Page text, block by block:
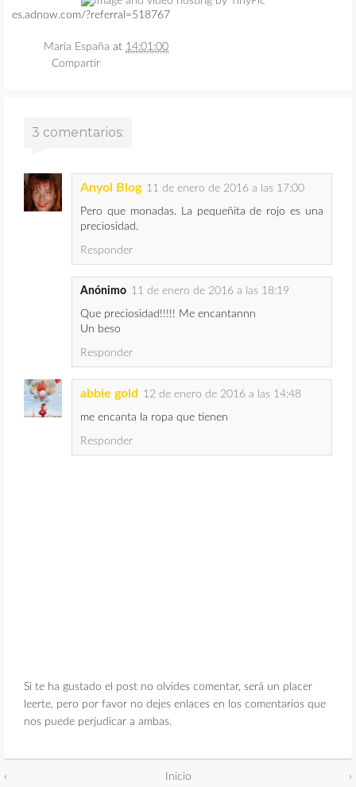
es.adnow.com/?referral=518767
María España at 14:01:00
Compartir
3 comentarios:
Anyol Blog 11 de enero de 2016 a las 17:00
Pero que monadas. La pequeñita de rojo es una
preciosidad.
Responder
Anónimo 11 de enero de 2016 a las 18:19
Que preciosidad!!!!! Me encantannn
Un beso
Responder
abbie gold 12 de enero de 2016 a las 14:48
me encanta la ropa que tienen
Responder
Si te ha gustado el post no olvides comentar, será un placer
leerte, pero por favor no dejes enlaces en los comentarios que
nos puede perjudicar a ambas.
‹ ›
Inicio